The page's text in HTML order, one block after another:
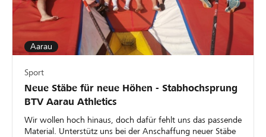
Aarau
Sport
Neue Stäbe für neue Höhen - Stabhochsprung
BTV Aarau Athletics
Wir wollen hoch hinaus, doch dafür fehlt uns das passende
Material. Unterstütz uns bei der Anschaffung neuer Stäbe